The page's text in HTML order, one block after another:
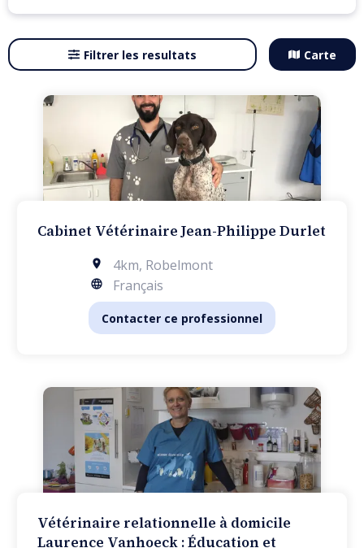
Filtrer les resultats Carte
Cabinet Vétérinaire Jean-Philippe Durlet
4km, Robelmont
Français
Contacter ce professionnel
Vétérinaire relationnelle à domicile
Laurence Vanhoeck : Éducation et